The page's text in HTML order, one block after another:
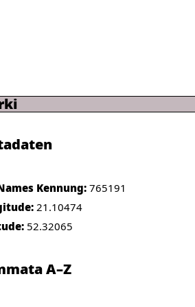
Kennung: 765191
21.10474
52.32065
A–Z